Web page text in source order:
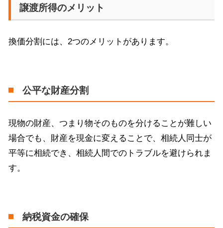
譲渡所得のメリット
換価分割には、2つのメリットがあります。
公平な財産分割
現物の財産、つまり物そのものを分けることが難しい
場合でも、財産を現金に変えることで、相続人同士が
平等に相続でき、相続人間でのトラブルを避けられま
す。
納税資金の確保